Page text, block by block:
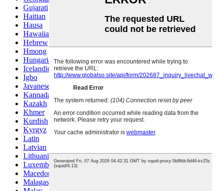
Gujarati
Haitian
Hausa
Hawaiian
Hebrew
Hmong
Hungarian
Icelandic
Igbo
Javanese
Kannada
Kazakh
Khmer
Kurdish
Kyrgyz
Latin
Latvian
Lithuanian
Luxembou..
Macedonian
Malagasy